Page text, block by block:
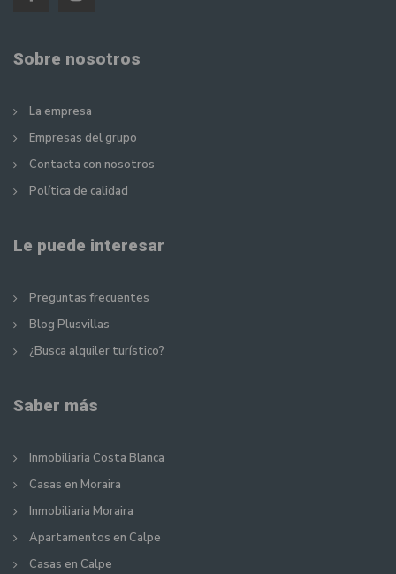
Sobre nosotros
La empresa
Empresas del grupo
Contacta con nosotros
Política de calidad
Le puede interesar
Preguntas frecuentes
Blog Plusvillas
¿Busca alquiler turístico?
Saber más
Inmobiliaria Costa Blanca
Casas en Moraira
Inmobiliaria Moraira
Apartamentos en Calpe
Casas en Calpe